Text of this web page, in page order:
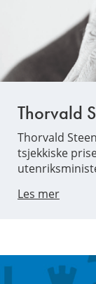
Thorvald
Thorvald
tsjekkiske
Les mer